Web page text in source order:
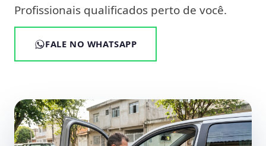
Profissionais qualificados perto de você.
FALE NO WHATSAPP